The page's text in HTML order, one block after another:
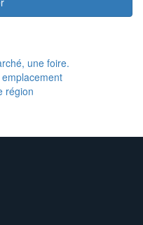
une foire.
région